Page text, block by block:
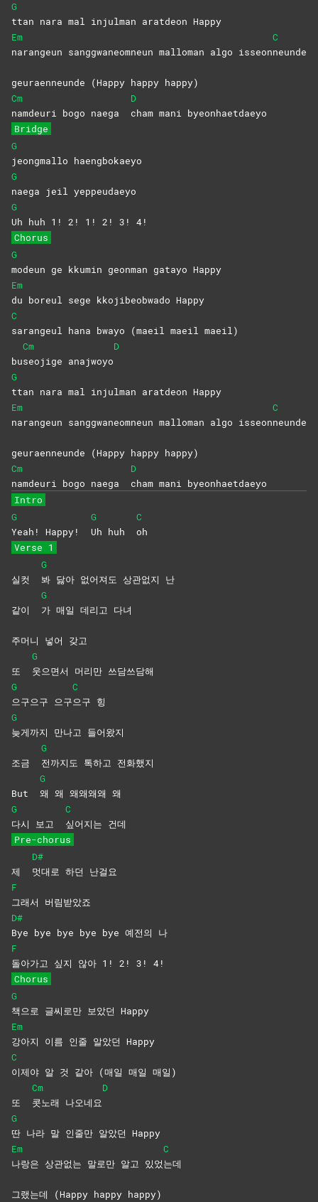
G
ttan nara mal injulman aratdeon Happy
Em
narangeun sanggwaneomneun malloman algo isseon
C
neunde
geuraenneunde (Happy happy happy)
Cm
namdeuri bogo naega
D
cham mani byeonhaetdaeyo
Bridge
G
jeongmallo haengbokaeyo
G
naega jeil yeppeudaeyo
G
Uh huh 1! 2! 1! 2! 3! 4!
Chorus
G
modeun ge kkumin geonman gatayo Happy
Em
du boreul sege kkojibeobwado Happy
C
sarangeul hana bwayo (maeil maeil maeil)
bu
Cm
seojige anajwoyo
D
G
ttan nara mal injulman aratdeon Happy
Em
narangeun sanggwaneomneun malloman algo isseon
C
neunde
geuraenneunde (Happy happy happy)
Cm
namdeuri bogo naega
D
cham mani byeonhaetdaeyo
Intro
G
Yeah! Happy!
G
Uh huh
C
oh
Verse 1
실컷
G
봐 닳아 없어져도 상관없지 난
같이
G
가 매일 데리고 다녀
주머니 넣어 갖고
또
G
웃으면서 머리만 쓰담쓰담해
G
으구으구 으구
C
으구 힝
G
늦게까지 만나고 들어왔지
조금
G
전까지도 톡하고 전화했지
But
G
왜 왜 왜왜왜왜 왜
G
다시 보고
C
싶어지는 건데
Pre-chorus
제
D#
멋대로 하던 난걸요
F
그래서 버림받았죠
D#
Bye bye bye bye bye 예전의 나
F
돌아가고 싶지 않아 1! 2! 3! 4!
Chorus
G
책으로 글씨로만 보았던 Happy
Em
강아지 이름 인줄 알았던 Happy
C
이제야 알 것 같아 (매일 매일 매일)
또
Cm
콧노래 나오네요
D
G
딴 나라 말 인줄만 알았던 Happy
Em
나랑은 상관없는 말로만 알고 있었
C
는데
그랬는데 (Happy happy happy)